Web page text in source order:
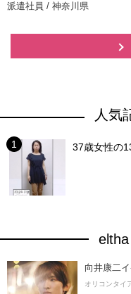
派遣社員 / 神奈川県
人気
37歳女性の
向井康二
オリコンタイ